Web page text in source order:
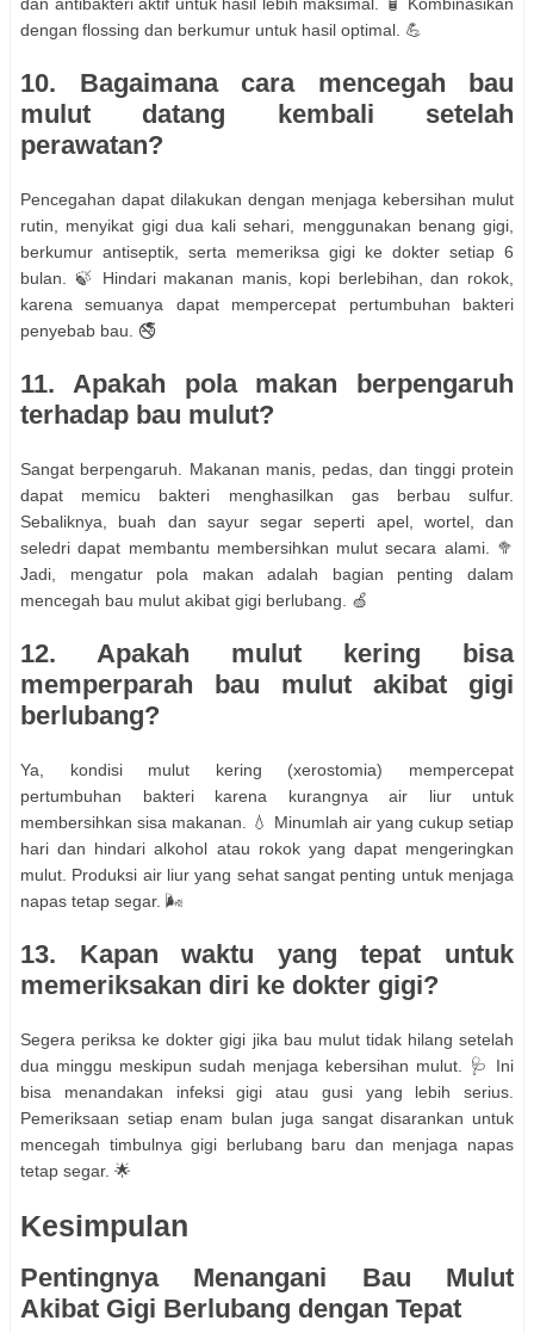
dan antibakteri aktif untuk hasil lebih maksimal. 🧴 Kombinasikan
dengan flossing dan berkumur untuk hasil optimal. 💪
10. Bagaimana cara mencegah bau
mulut datang kembali setelah
perawatan?
Pencegahan dapat dilakukan dengan menjaga kebersihan mulut
rutin, menyikat gigi dua kali sehari, menggunakan benang gigi,
berkumur antiseptik, serta memeriksa gigi ke dokter setiap 6
bulan. 🍃 Hindari makanan manis, kopi berlebihan, dan rokok,
karena semuanya dapat mempercepat pertumbuhan bakteri
penyebab bau. 🚭
11. Apakah pola makan berpengaruh
terhadap bau mulut?
Sangat berpengaruh. Makanan manis, pedas, dan tinggi protein
dapat memicu bakteri menghasilkan gas berbau sulfur.
Sebaliknya, buah dan sayur segar seperti apel, wortel, dan
seledri dapat membantu membersihkan mulut secara alami. 🥦
Jadi, mengatur pola makan adalah bagian penting dalam
mencegah bau mulut akibat gigi berlubang. 🍏
12. Apakah mulut kering bisa
memperparah bau mulut akibat gigi
berlubang?
Ya, kondisi mulut kering (xerostomia) mempercepat
pertumbuhan bakteri karena kurangnya air liur untuk
membersihkan sisa makanan. 💧 Minumlah air yang cukup setiap
hari dan hindari alkohol atau rokok yang dapat mengeringkan
mulut. Produksi air liur yang sehat sangat penting untuk menjaga
napas tetap segar. 🌬️
13. Kapan waktu yang tepat untuk
memeriksakan diri ke dokter gigi?
Segera periksa ke dokter gigi jika bau mulut tidak hilang setelah
dua minggu meskipun sudah menjaga kebersihan mulut. 🩺 Ini
bisa menandakan infeksi gigi atau gusi yang lebih serius.
Pemeriksaan setiap enam bulan juga sangat disarankan untuk
mencegah timbulnya gigi berlubang baru dan menjaga napas
tetap segar. 🌟
Kesimpulan
Pentingnya Menangani Bau Mulut
Akibat Gigi Berlubang dengan Tepat